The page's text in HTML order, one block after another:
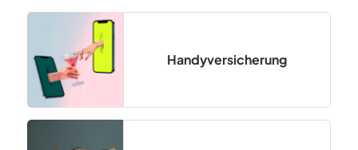
Handyversicherung